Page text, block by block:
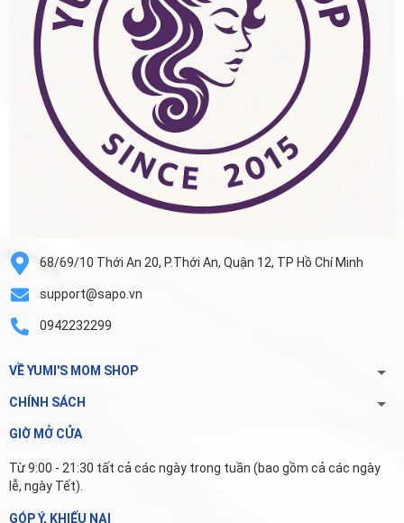
68/69/10 Thới An 20, P.Thới An, Quận 12, TP Hồ Chí Minh
support@sapo.vn
0942232299
VỀ YUMI'S MOM SHOP
CHÍNH SÁCH
GIỜ MỞ CỬA
Từ 9:00 - 21:30 tất cả các ngày trong tuần (bao gồm cả các ngày
lễ, ngày Tết).
GÓP Ý, KHIẾU NẠI